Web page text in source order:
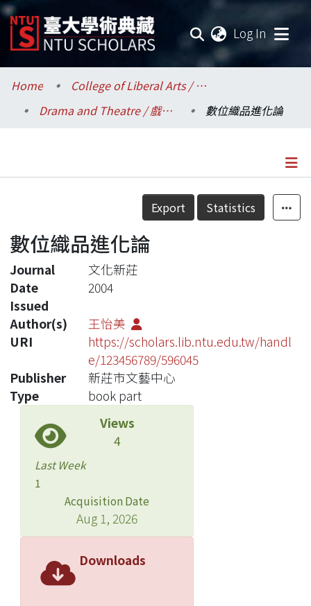
Log In
Communities & Collections
Research Outputs
Statistics
Home
College of Liberal Arts / 文學院
Drama and Theatre / 戲劇學系
數位織品進化論
Details
Export Statistics
數位織品進化論
Journal
文化新莊
Date
Issued
2004
Author(s)
王怡美
URI
https://scholars.lib.ntu.edu.tw/handl
e/123456789/596045
Publisher
新莊市文藝中心
Type
book part
Views
4
Last Week
1
Acquisition Date
Aug 1, 2026
Downloads